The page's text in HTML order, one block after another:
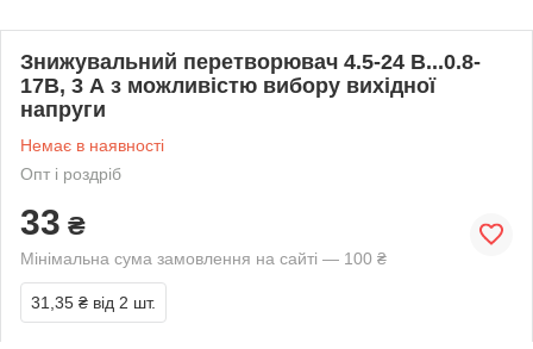
Знижувальний перетворювач 4.5-24 В...0.8-
17В, 3 А з можливістю вибору вихідної
напруги
Немає в наявності
Опт і роздріб
33 ₴
Мінімальна сума замовлення на сайті — 100 ₴
31,35 ₴ від 2 шт.